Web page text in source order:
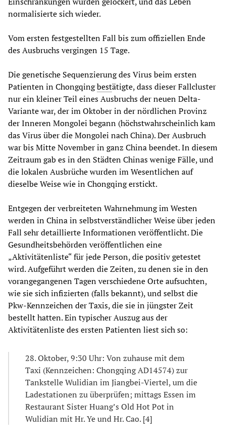
normalisierte sich wieder.
Vom ersten festgestellten Fall bis zum offiziellen Ende
des Ausbruchs vergingen 15 Tage.
Die genetische Sequenzierung des Virus beim ersten
Patienten in Chongqingbestätigte, dass dieser Fallcluster
nur ein kleiner Teil eines Ausbruchs der neuen Delta-
Variante war, der im Oktober in der nördlichen Provinz
der Inneren Mongolei begann (höchstwahrscheinlich kam
das Virus über die Mongolei nach China). Der Ausbruch
war bis Mitte November in ganz China beendet. In diesem
Zeitraum gab es in den Städten Chinas wenige Fälle, und
die lokalen Ausbrüche wurden im Wesentlichen auf
dieselbe Weise wie in Chongqing erstickt.
Entgegen der verbreiteten Wahrnehmung im Westen
werden in China in selbstverständlicher Weise über jeden
Fall sehr detaillierte Informationen veröffentlicht. Die
Gesundheitsbehörden veröffentlichen eine
„Aktivitätenliste“ für jede Person, die positiv getestet
wird. Aufgeführt werden die Zeiten, zu denen sie in den
vorangegangenen Tagen verschiedene Orte aufsuchten,
wie sie sich infizierten (falls bekannt), und selbst die
Pkw-Kennzeichen der Taxis, die sie in jüngster Zeit
bestellt hatten. Ein typischer Auszug aus der
Aktivitätenliste des ersten Patienten liest sich so:
28. Oktober, 9:30 Uhr: Von zuhause mit dem
Taxi (Kennzeichen: Chongqing AD14574) zur
Tankstelle Wulidian im Jiangbei-Viertel, um die
Ladestationen zu überprüfen; mittags Essen im
Restaurant Sister Huang’s Old Hot Pot in
Wulidian mit Hr. Ye und Hr. Cao. [4]